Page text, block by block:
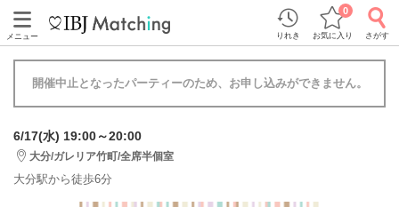
メニュー りれき お気に入り
0
さがす
開催中止となったパーティーのため、お申し込みができません。
6/17(水) 19:00～20:00
大分/ガレリア竹町/全席半個室
大分駅から徒歩6分